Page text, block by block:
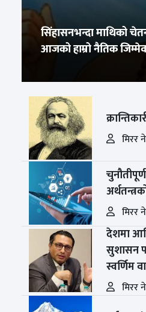
सिंहासनभन्दा माथिको
आजको हाम्रो नैतिक
मिरर
मिरर
देशमा
सुशासन
स्वर्णिम
मिरर